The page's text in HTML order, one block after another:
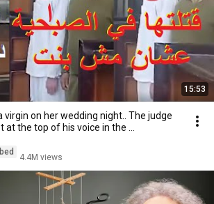
15:53
virgin on her wedding night.. The judge
at the top of his voice in the ...
4.4M views